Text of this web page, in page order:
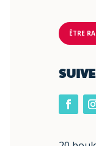
ÊTRE